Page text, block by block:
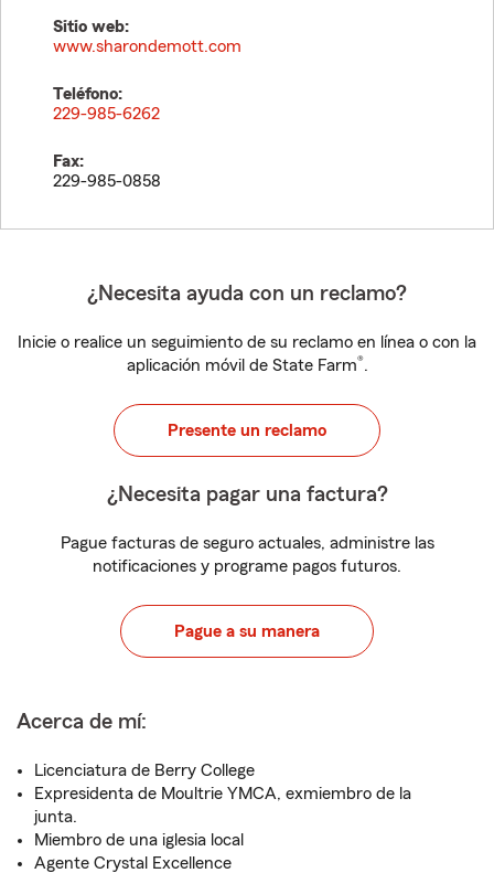
Sitio web:
www.sharondemott.com
Teléfono:
229-985-6262
Fax:
229-985-0858
¿Necesita ayuda con un reclamo?
Inicie o realice un seguimiento de su reclamo en línea o con la
aplicación móvil de State Farm®.
Presente un reclamo
¿Necesita pagar una factura?
Pague facturas de seguro actuales, administre las
notificaciones y programe pagos futuros.
Pague a su manera
Acerca de mí:
Licenciatura de Berry College
Expresidenta de Moultrie YMCA, exmiembro de la
junta.
Miembro de una iglesia local
Agente Crystal Excellence